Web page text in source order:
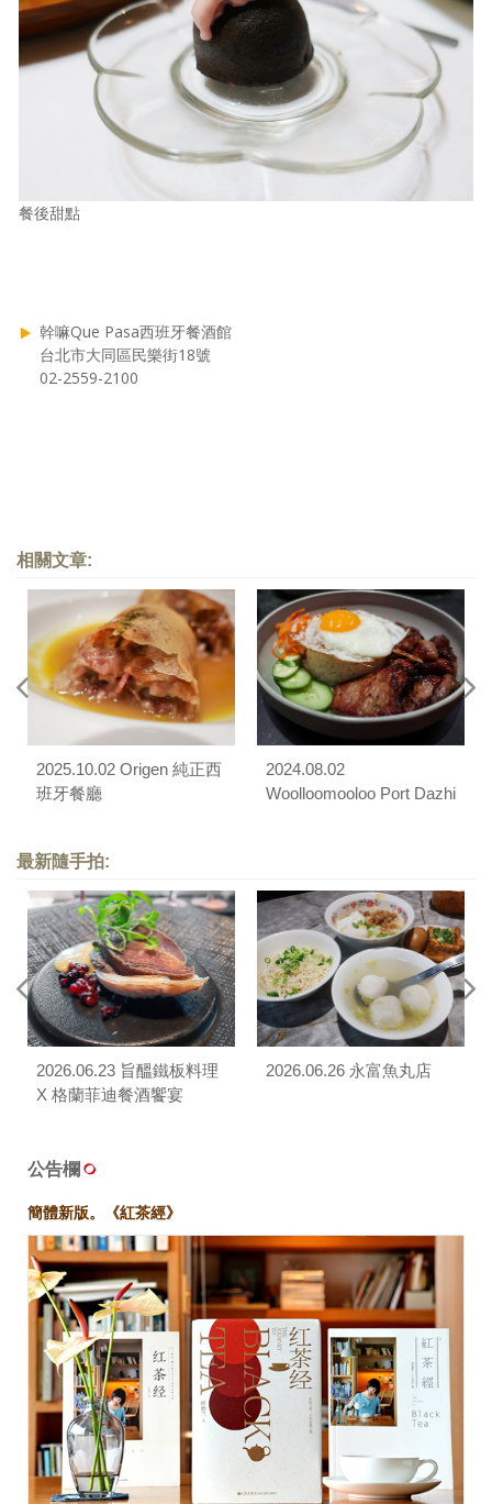
餐後甜點
幹嘛Que Pasa西班牙餐酒館
台北市大同區民樂街18號
02-2559-2100
相關文章:
2025.10.02 Origen 純正西
班牙餐廳
2024.08.02
Woolloomooloo Port Dazhi
最新隨手拍:
2026.06.23 旨醞鐵板料理
X 格蘭菲迪餐酒饗宴
2026.06.26 永富魚丸店
公告欄
簡體新版。《紅茶經》